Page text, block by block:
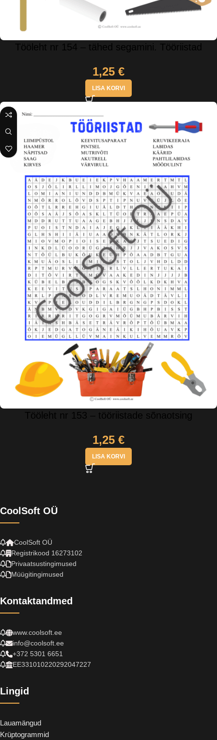
Tööleht nr 154 – tähed segamini. Tööriistad
1,25 €
LISA KORVI
Tööleht nr 153 – tööriistade sõnaotsing
1,25 €
LISA KORVI
CoolSoft OÜ
CoolSoft OÜ
Registrikood 16273102
Privaatsustingimused
Müügitingimused
Kontaktandmed
www.coolsoft.ee
info@coolsoft.ee
+372 5301 6651
EE331010220292047227
Lingid
Lauamängud
Krüptogrammid